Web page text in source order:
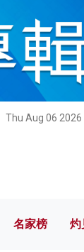
Thu Aug 06
名家榜
名家榜 灼